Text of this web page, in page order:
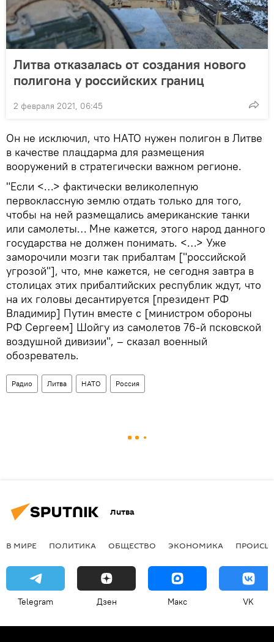
Литва отказалась от создания нового
полигона у российских границ
2 февраля 2021, 06:45
Он не исключил, что НАТО нужен полигон в Литве
в качестве плацдарма для размещения
вооружений в стратегически важном регионе.
"Если <…> фактически великолепную
первоклассную землю отдать только для того,
чтобы на ней размещались американские танки
или самолеты… Мне кажется, этого народ данного
государства не должен понимать. <…> Уже
заморочили мозги так прибалтам ["российской
угрозой"], что, мне кажется, не сегодня завтра в
столицах этих прибалтийских республик ждут, что
на их головы десантируется [президент РФ
Владимир] Путин вместе с [министром обороны
РФ Сергеем] Шойгу из самолетов 76-й псковской
воздушной дивизии", – сказал военный
обозреватель.
Радио Литва НАТО Россия
Литва
В МИРЕ ПОЛИТИКА ОБЩЕСТВО ЭКОНОМИКА
Telegram Дзен Макс VK